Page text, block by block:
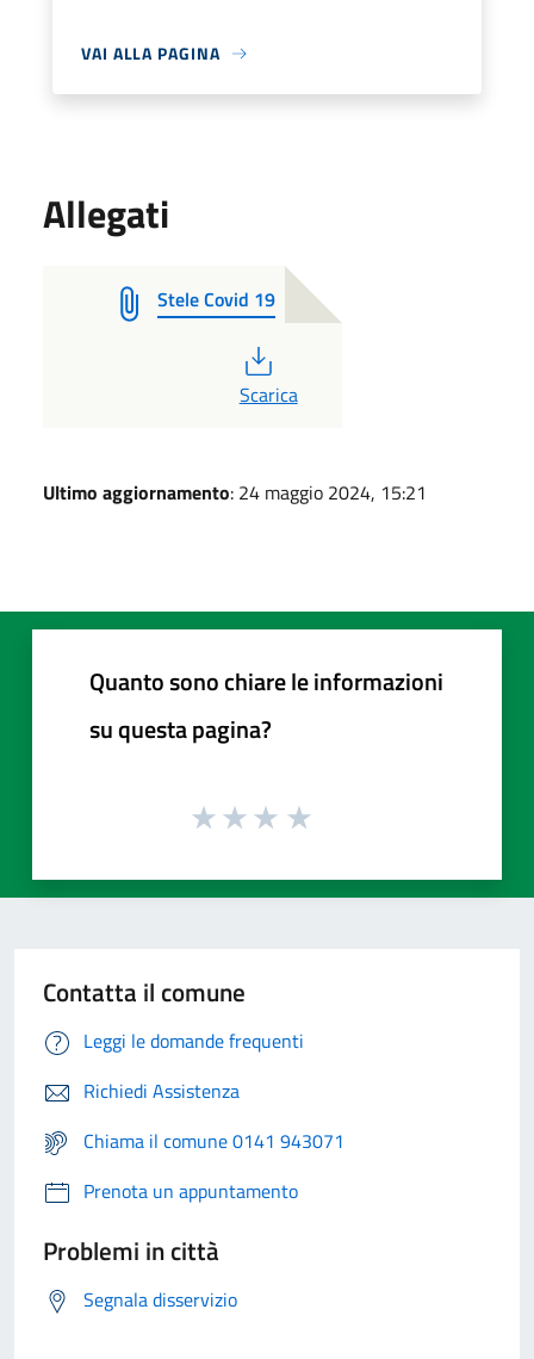
VAI ALLA PAGINA
Allegati
Stele Covid 19
PDF
Scarica
Ultimo aggiornamento: 24 maggio 2024, 15:21
Quanto sono chiare le informazioni
su questa pagina?
Contatta il comune
Leggi le domande frequenti
Richiedi Assistenza
Chiama il comune 0141 943071
Prenota un appuntamento
Problemi in città
Segnala disservizio